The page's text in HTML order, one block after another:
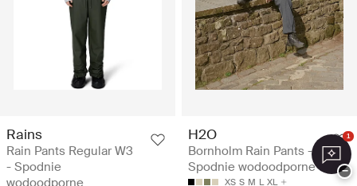
Rains
Rain Pants Regular W3
- Spodnie
H2O
Bornholm Rain Pants -
Spodnie wodoodporne
XS S M L XL
1
−